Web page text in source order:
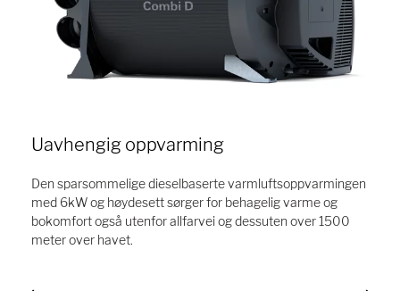
Uavhengig oppvarming
Den sparsommelige dieselbaserte varmluftsoppvarmingen
med 6kW og høydesett sørger for behagelig varme og
bokomfort også utenfor allfarvei og dessuten over 1500
meter over havet.